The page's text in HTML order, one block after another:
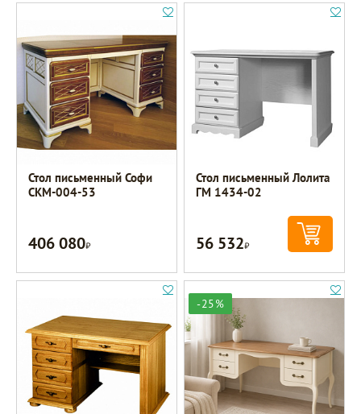
Стол письменный Софи
СКМ-004-53
406 080Р
Стол письменный Лолита
ГМ 1434-02
56 532Р
-25%